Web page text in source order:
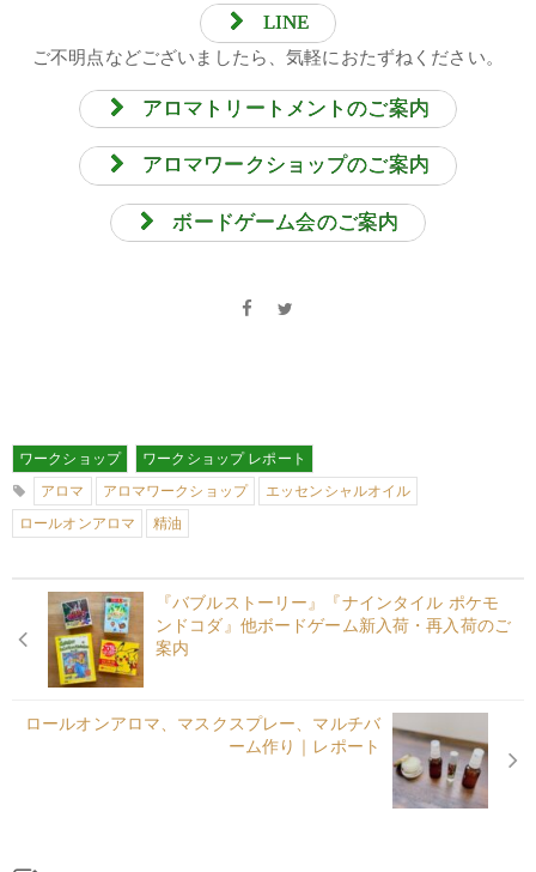
LINE
ご不明点などございましたら、気軽におたずねください。
アロマトリートメントのご案内
アロマワークショップのご案内
ボードゲーム会のご案内
ワークショップ
ワークショップ レポート
アロマ
アロマワークショップ
エッセンシャルオイル
ロールオンアロマ
精油
『バブルストーリー』『ナインタイル ポケモ
ンドコダ』他ボードゲーム新入荷・再入荷のご
案内
ロールオンアロマ、マスクスプレー、マルチバ
ーム作り｜レポート